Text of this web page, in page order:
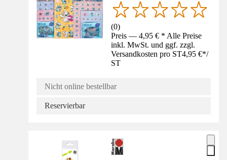
(0)
Preis — 4,95 € * Alle Preise
inkl. MwSt. und ggf. zzgl.
Versandkosten pro ST4,95 €*/
ST
Nicht online bestellbar
Reservierbar